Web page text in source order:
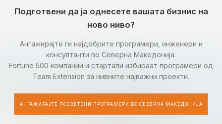
Подготвени да ја однесете вашата бизнис на
ново ниво?
Ангажирајте ги најдобрите програмери, инженери и
консултанти во Северна Македонија.
Fortune 500 компании и стартапи избираат програмери од
Team Extension за нивните најважни проекти.
АНГАЖИРАЈТЕ ПОСВЕТЕНИ ПРОГРАМЕРИ ВО СЕВЕРНА МАКЕДОНИЈА